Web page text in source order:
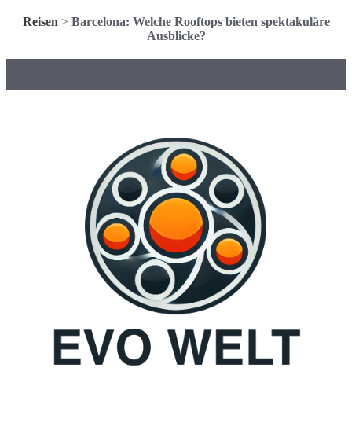
Reisen > Barcelona: Welche Rooftops bieten spektakuläre
Ausblicke?